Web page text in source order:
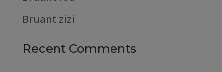
Bruant zizi
Recent Comments